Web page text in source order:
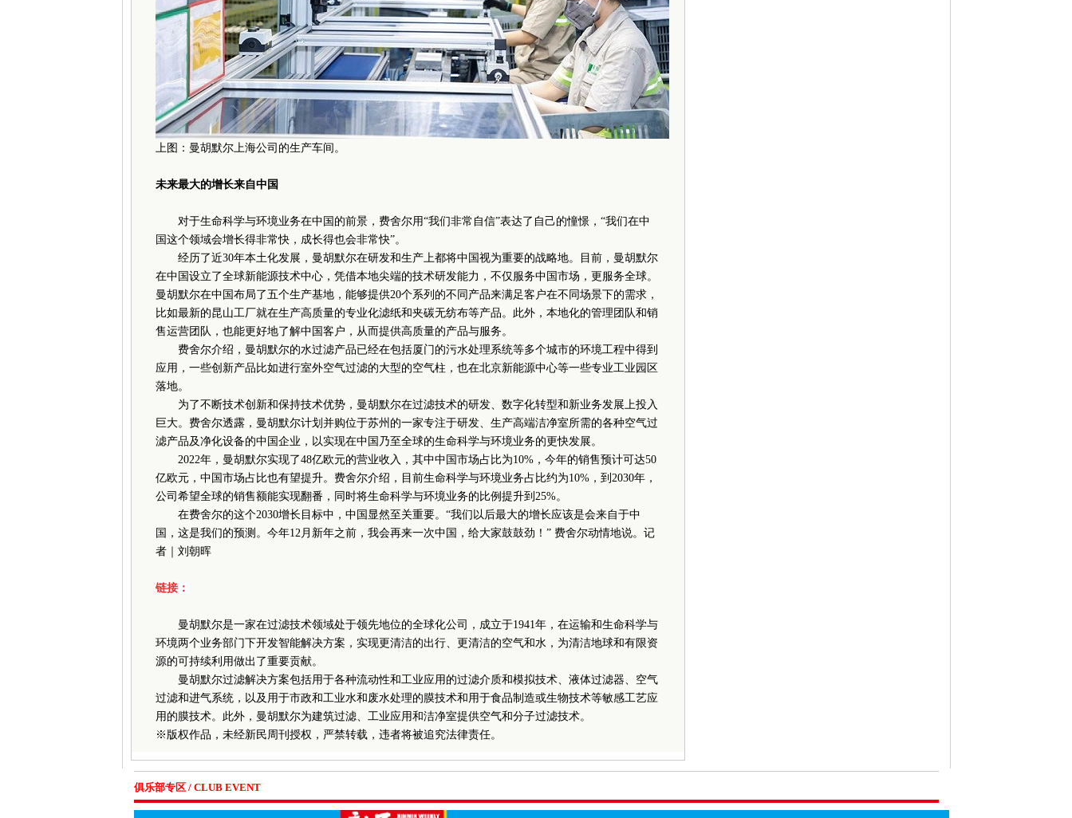
上图：曼胡默尔上海公司的生产车间。
未来最大的增长来自中国
对于生命科学与环境业务在中国的前景，费舍尔用“我们非常自信”表达了自己的憧憬，“我们在中
国这个领域会增长得非常快，成长得也会非常快”。
经历了近30年本土化发展，曼胡默尔在研发和生产上都将中国视为重要的战略地。目前，曼胡默尔
在中国设立了全球新能源技术中心，凭借本地尖端的技术研发能力，不仅服务中国市场，更服务全球。
曼胡默尔在中国布局了五个生产基地，能够提供20个系列的不同产品来满足客户在不同场景下的需求，
比如最新的昆山工厂就在生产高质量的专业化滤纸和夹碳无纺布等产品。此外，本地化的管理团队和销
售运营团队，也能更好地了解中国客户，从而提供高质量的产品与服务。
费舍尔介绍，曼胡默尔的水过滤产品已经在包括厦门的污水处理系统等多个城市的环境工程中得到
应用，一些创新产品比如进行室外空气过滤的大型的空气柱，也在北京新能源中心等一些专业工业园区
落地。
为了不断技术创新和保持技术优势，曼胡默尔在过滤技术的研发、数字化转型和新业务发展上投入
巨大。费舍尔透露，曼胡默尔计划并购位于苏州的一家专注于研发、生产高端洁净室所需的各种空气过
滤产品及净化设备的中国企业，以实现在中国乃至全球的生命科学与环境业务的更快发展。
2022年，曼胡默尔实现了48亿欧元的营业收入，其中中国市场占比为10%，今年的销售预计可达50
亿欧元，中国市场占比也有望提升。费舍尔介绍，目前生命科学与环境业务占比约为10%，到2030年，
公司希望全球的销售额能实现翻番，同时将生命科学与环境业务的比例提升到25%。
在费舍尔的这个2030增长目标中，中国显然至关重要。“我们以后最大的增长应该是会来自于中
国，这是我们的预测。今年12月新年之前，我会再来一次中国，给大家鼓鼓劲！” 费舍尔动情地说。记
者｜刘朝晖
链接：
曼胡默尔是一家在过滤技术领域处于领先地位的全球化公司，成立于1941年，在运输和生命科学与
环境两个业务部门下开发智能解决方案，实现更清洁的出行、更清洁的空气和水，为清洁地球和有限资
源的可持续利用做出了重要贡献。
曼胡默尔过滤解决方案包括用于各种流动性和工业应用的过滤介质和模拟技术、液体过滤器、空气
过滤和进气系统，以及用于市政和工业水和废水处理的膜技术和用于食品制造或生物技术等敏感工艺应
用的膜技术。此外，曼胡默尔为建筑过滤、工业应用和洁净室提供空气和分子过滤技术。
※ 版权作品，未经新民周刊授权，严禁转载，违者将被追究法律责任。
俱乐部专区 / CLUB EVENT